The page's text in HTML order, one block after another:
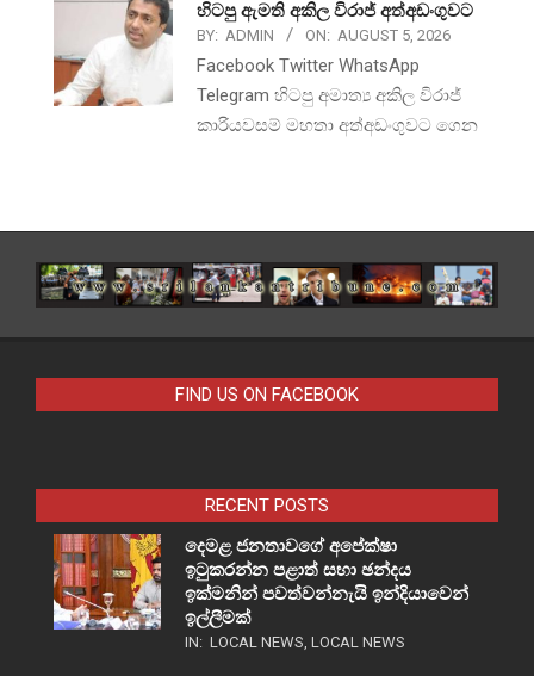
හිටපු ඇමති අකිල විරාජ් අත්අඩංගුවට
BY: ADMIN ON: AUGUST 5, 2026
Facebook Twitter WhatsApp
Telegram හිටපු අමාත්‍ය අකිල විරාජ්
කාරියවසම් මහතා අත්අඩංගුවට ගෙන
FIND US ON FACEBOOK
RECENT POSTS
දෙමළ ජනතාවගේ අපේක්ෂා
ඉටුකරන්න පළාත් සභා ඡන්දය
ඉක්මනින් පවත්වන්නැයි ඉන්දියාවෙන්
ඉල්ලීමක්
IN: LOCAL NEWS, LOCAL NEWS